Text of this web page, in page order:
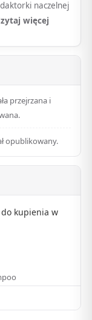
naczelnej
więcej
przejrzana i
opublikowany.
kupienia w